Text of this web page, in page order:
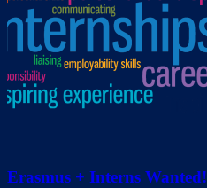
Erasmus + Interns Wanted!